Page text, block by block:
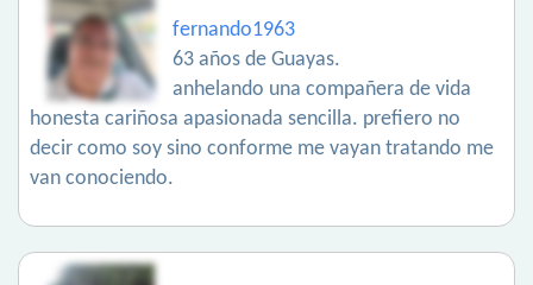
fernando1963
63 años de Guayas.
anhelando una compañera de vida
honesta cariñosa apasionada sencilla. prefiero no
decir como soy sino conforme me vayan tratando me
van conociendo.